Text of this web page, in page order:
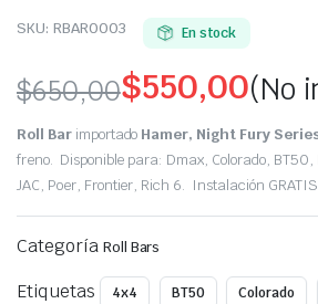
SKU: RBAR0003 En stock
$650,00
Original
price
was:
$650,00.
$550,00
Current
price
is:
$550,00.
(No
Roll Barimportado Hamer, Night Fury
freno. Disponible para: Dmax, Colorado,
JAC, Poer, Frontier, Rich 6. Instalación
Categoría Roll Bars
Etiquetas 4x4 BT50 Colorado